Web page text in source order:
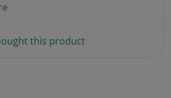
this product